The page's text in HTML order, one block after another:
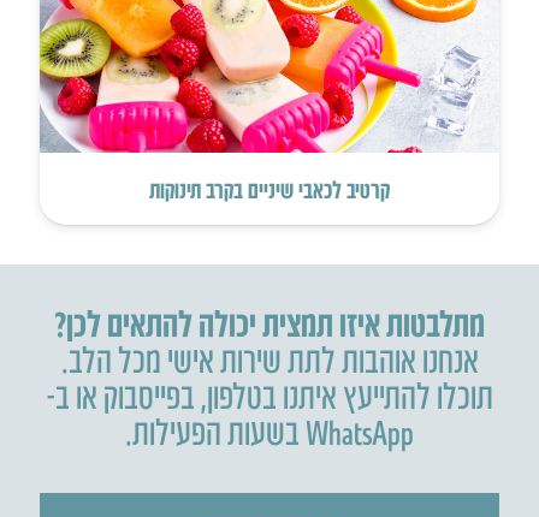
קרטיב לכאבי שיניים בקרב תינוקות
מתלבטות איזו תמצית יכולה להתאים לכן?
אנחנו אוהבות לתת שירות אישי מכל הלב.
תוכלו להתייעץ איתנו בטלפון,בפייסבוק או ב-
WhatsApp בשעות הפעילות.